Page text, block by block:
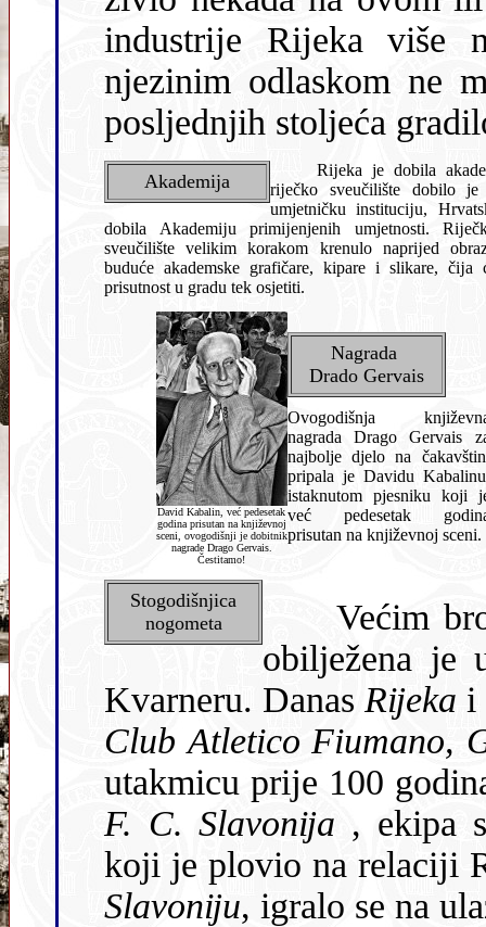
industrĳe Rĳeka više
njezinim odlaskom ne
posljednjih stoljeća
Akademija
Rĳeka je dobila
rĳečko sveučilište dobilo je
umjetničku institucĳu,
dobila Akademĳu primĳenjenih umjetnosti.
sveučilište velikim korakom krenulo naprĳed
buduće akademske grafičare, kipare i slikare, čĳa
prisutnost u gradu tek osjetiti.
David Kabalin, već pedesetak
godina prisutan na književnoj
sceni, ovogodišnji je dobitnik
nagrade Drago Gervais.
Čestitamo!
Nagrada
Drado Gervais
Ovogodišnja
nagrada Drago Gervais
najbolje djelo na
pripala je Davidu
istaknutom pjesniku koji
već pedesetak
prisutan na književnoj sceni.
Stogodišnjica
nogometa
Većim
obilježena je
Kvarneru. Danas Rĳeka i
Club Atletico Fiumano,
utakmicu prĳe 100
F. C. Slavonĳa , ekipa
koji je plovio na relacĳi
Slavonĳu, igralo se na